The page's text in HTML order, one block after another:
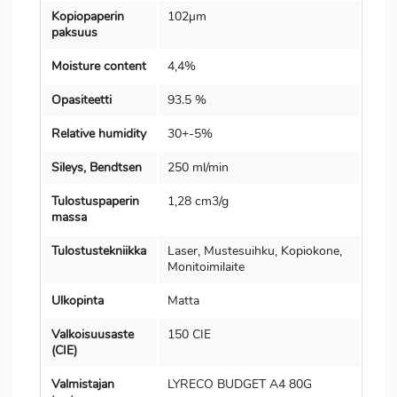
Kopiopaperin
paksuus
102µm
Moisture content
4,4%
Opasiteetti
93.5 %
Relative humidity
30+-5%
Sileys, Bendtsen
250 ml/min
Tulostuspaperin
massa
1,28 cm3/g
Tulostustekniikka
Laser, Mustesuihku, Kopiokone,
Monitoimilaite
Ulkopinta
Matta
Valkoisuusaste
(CIE)
150 CIE
Valmistajan
LYRECO BUDGET A4 80G